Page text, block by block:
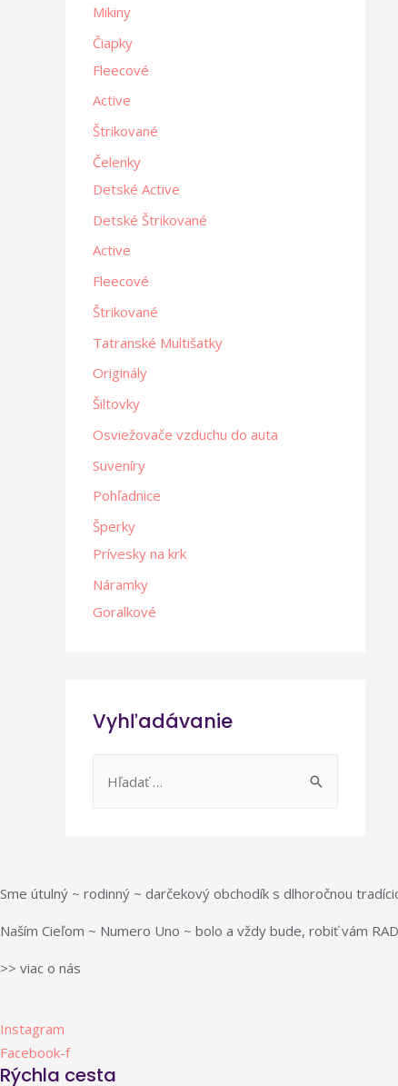
Mikiny
Čiapky
Fleecové
Active
Štrikované
Čelenky
Detské Active
Detské Štrikované
Active
Fleecové
Štrikované
Tatranské Multišatky
Originály
Šiltovky
Osviežovače vzduchu do auta
Suveníry
Pohľadnice
Šperky
Prívesky na krk
Náramky
Goralkové
Vyhľadávanie
ť
:
Sme útulný ~ rodinný ~ darčekový obchodík s dlhoročnou
Naším Cieľom ~ Numero Uno ~ bolo a vždy bude, robiť vám
>> viac o nás
Instagram
Facebook-f
Rýchla cesta